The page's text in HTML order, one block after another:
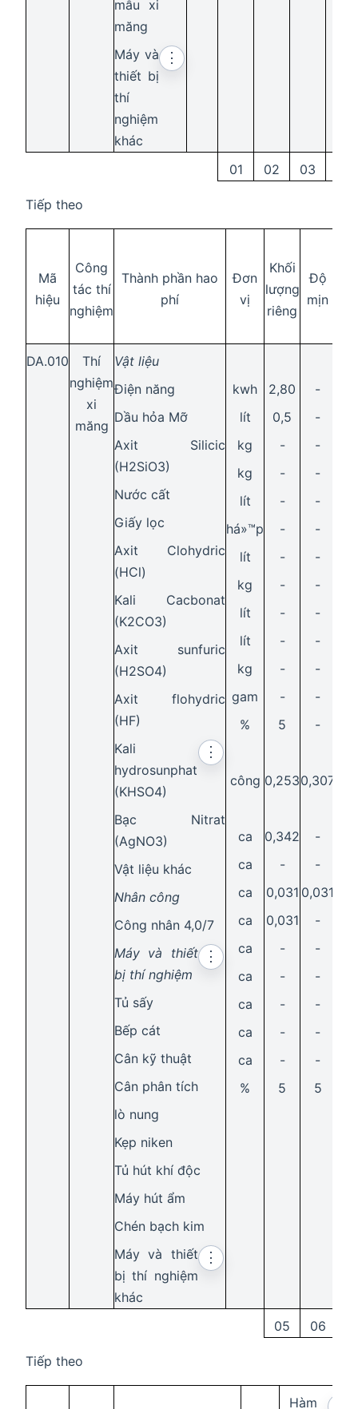
mẫu xi
măng
Máy và
thiết bị
thí
nghiệm
khác
⋮
01 02 03
Tiếp theo
Mã
hiệu
Công
tác thí
nghiệm
Thành phần hao
phí
Đơn
vị
Khối
lượng
riêng
Độ
mịn
DA.010
Thí
nghiệm
xi
măng
Vật liệu
Điện năng
Dầu hỏa Mỡ
Axit Silicic
(H2SiO3)
Nước cất
Giấy lọc
Axit Clohydric
(HCl)
Kali Cacbonat
(K2CO3)
Axit sunfuric
(H2SO4)
Axit flohydric
(HF)
Kali
hydrosunphat
(KHSO4)
⋮
Bạc Nitrat
(AgNO3)
Vật liệu khác
Nhân công
Công nhân 4,0/7
Máy và thiết
bị thí nghiệm
⋮
Tủ sấy
Bếp cát
Cân kỹ thuật
Cân phân tích
lò nung
Kẹp niken
Tủ hút khí độc
Máy hút ẩm
Chén bạch kim
Máy và thiết
bị thí nghiệm
khác
⋮
kwh
lít
kg
kg
lít
há»™p
lít
kg
lít
lít
kg
gam
%
công
ca
ca
ca
ca
ca
ca
ca
ca
ca
%
2,80
0,5
-
-
-
-
-
-
-
-
-
-
5
0,253
0,342
-
0,031
0,031
-
-
-
-
-
5
-
-
-
-
-
-
-
-
-
-
-
-
-
0,307
-
-
0,031
-
-
-
-
-
-
5
05 06
Tiếp theo
Hàm